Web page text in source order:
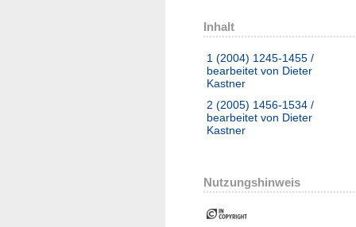
Inhalt
1 (2004) 1245-1455 /
bearbeitet von Dieter
Kastner
2 (2005) 1456-1534 /
bearbeitet von Dieter
Kastner
Nutzungshinweis